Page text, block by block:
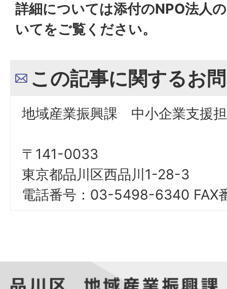
詳細については添付のNPO法人
いてをご覧ください。
この記事に関するお
地域産業振興課 中小企業支援
〒141-0033
東京都品川区西品川1-28-3
電話番号：03-5498-6340